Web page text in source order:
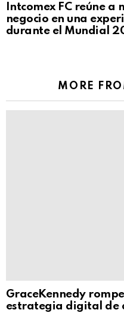
Intcomex FC reúne a
negocio en una
durante el Mundial
MORE
GraceKennedy
estrategia digital de